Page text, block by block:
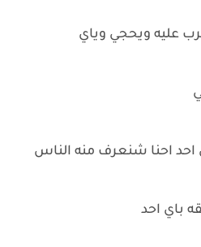
عليه ويحجي وياي
احد احنا شنعرف منه الناس
باي احد